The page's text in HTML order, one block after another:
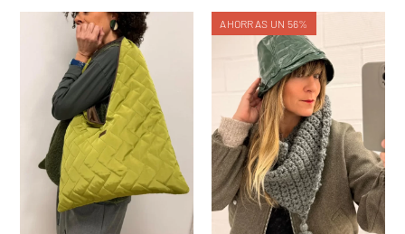
AHORRAS UN 56%